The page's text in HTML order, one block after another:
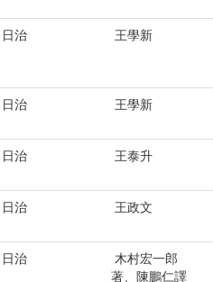
日治 王學新
日治 王學新
日治 王泰升
日治 王政文
日治
木村宏一郎
著、陳鵬仁譯